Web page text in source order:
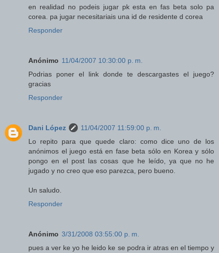
en realidad no podeis jugar pk esta en fas beta solo pa
corea. pa jugar necesitariais una id de residente d corea
Responder
Anónimo 11/04/2007 10:30:00 p. m.
Podrias poner el link donde te descargastes el juego?
gracias
Responder
Dani López
11/04/2007 11:59:00 p. m.
Lo repito para que quede claro: como dice uno de los
anónimos el juego está en fase beta sólo en Korea y sólo
pongo en el post las cosas que he leído, ya que no he
jugado y no creo que eso parezca, pero bueno.
Un saludo.
Responder
Anónimo 3/31/2008 03:55:00 p. m.
pues a ver ke yo he leido ke se podra ir atras en el tiempo y